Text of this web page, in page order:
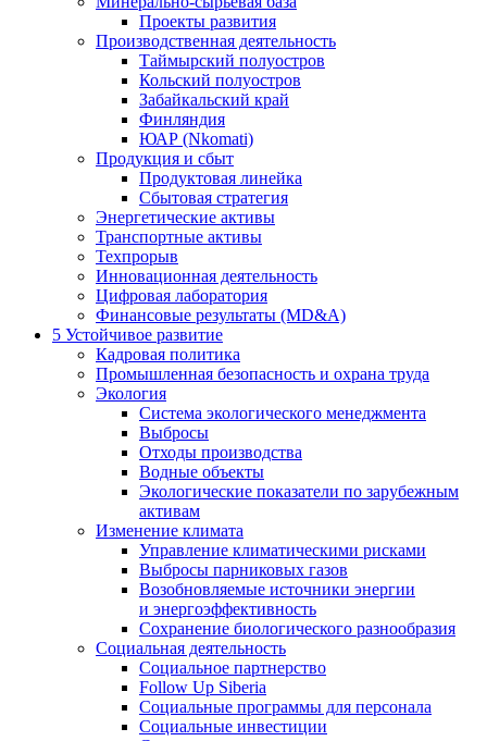
Проекты развития
Производственная деятельность
Таймырский полуостров
Кольский полуостров
Забайкальский край
Финляндия
ЮАР (Nkomati)
Продукция и сбыт
Продуктовая линейка
Сбытовая стратегия
Энергетические активы
Транспортные активы
Техпрорыв
Инновационная деятельность
Цифровая лаборатория
Финансовые результаты (MD&A)
5 Устойчивое развитие
Кадровая политика
Промышленная безопасность и охрана труда
Экология
Система экологического менеджмента
Выбросы
Отходы производства
Водные объекты
Экологические показатели по зарубежным
активам
Изменение климата
Управление климатическими рисками
Выбросы парниковых газов
Возобновляемые источники энергии
и энергоэффективность
Сохранение биологического разнообразия
Социальная деятельность
Социальное партнерство
Follow Up Siberia
Социальные программы для персонала
Социальные инвестиции